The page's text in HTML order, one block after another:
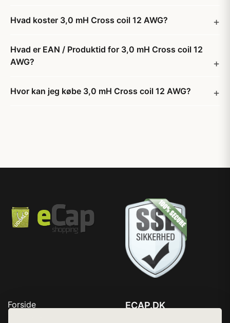
Hvad koster 3,0 mH Cross coil 12 AWG?
Hvad er EAN / Produktid for 3,0 mH Cross coil 12
AWG?
Hvor kan jeg købe 3,0 mH Cross coil 12 AWG?
Forside
ECAP.DK